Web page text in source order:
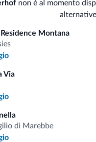
non è al momento
Montana
Via
di Marebbe
Tariffe vantaggiose